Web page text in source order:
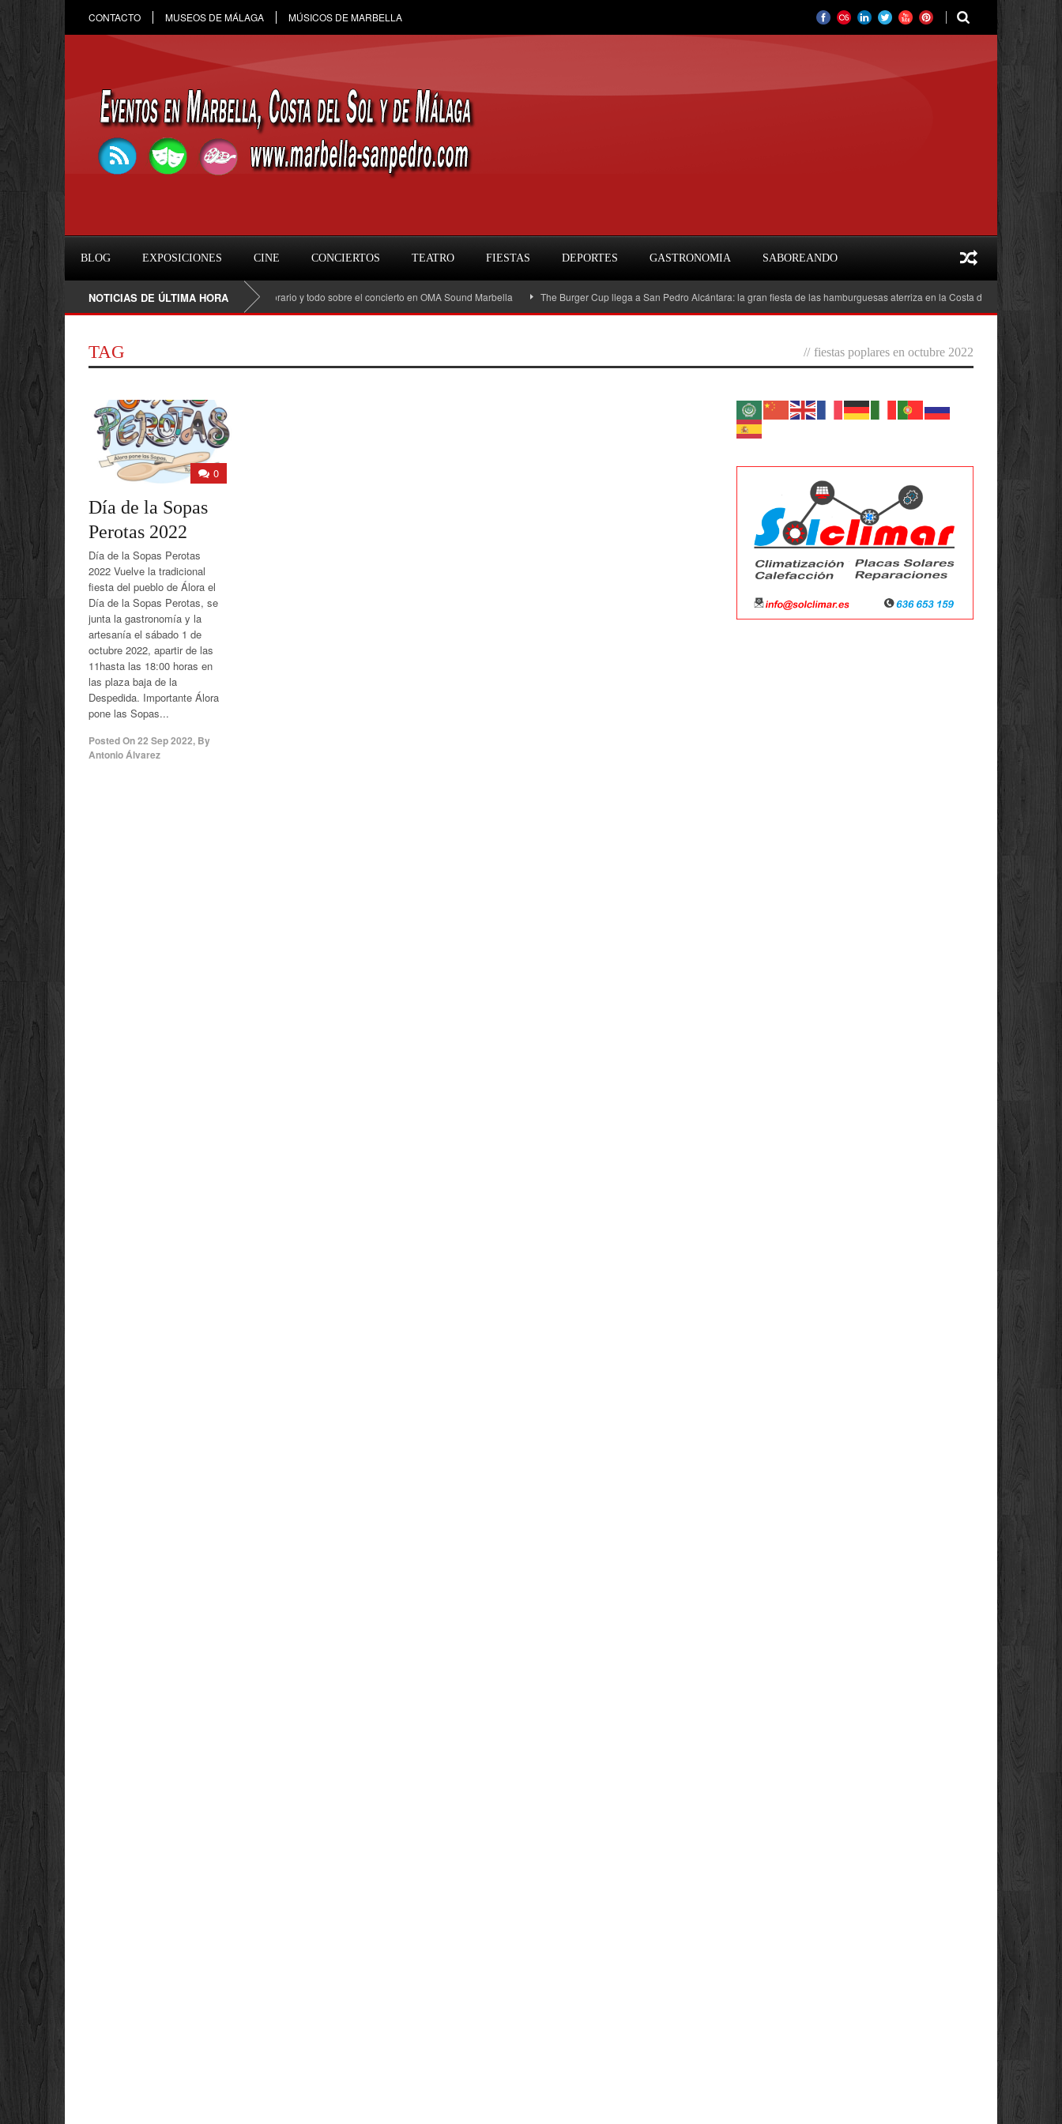
CONTACTO MUSEOS DE MÁLAGA MÚSICOS DE MARBELLA
BLOG EXPOSICIONES CINE CONCIERTOS TEATRO FIESTAS DEPORTES GASTRONOMIA SABOREANDO
NOTICIAS DE ÚLTIMA HORA
Raule en Marbella 2026: fecha, entradas, horario y todo sobre el concierto en OMA Sound Marbella The Burger Cup llega a San Pedro Alcántara: la gran fiesta de las hamburguesas aterriza en la Costa del Sol
TAG // fiestas poplares en octubre 2022
0
Día de la Sopas
Perotas 2022
Día de la Sopas Perotas
2022 Vuelve la tradicional
fiesta del pueblo de Álora el
Día de la Sopas Perotas, se
junta la gastronomía y la
artesanía el sábado 1 de
octubre 2022, apartir de las
11hasta las 18:00 horas en
las plaza baja de la
Despedida. Importante Álora
pone las Sopas...
Posted On22 Sep 2022, By
Antonio Álvarez